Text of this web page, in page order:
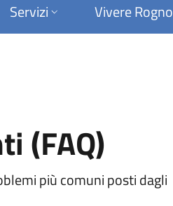
Servizi Vivere Rogno
(FAQ)
più comuni posti dagli